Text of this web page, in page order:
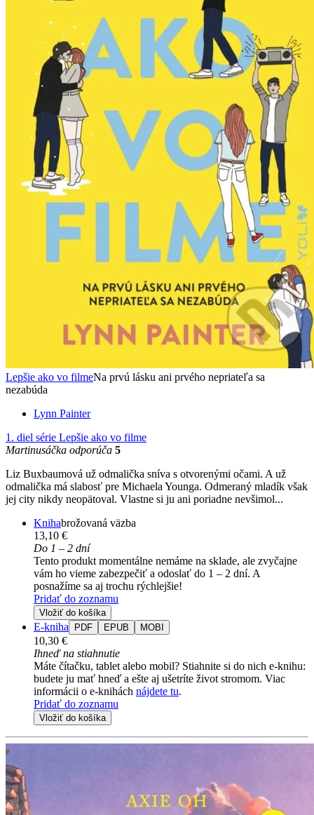
Lepšie ako vo filmeNa prvú lásku ani prvého nepriateľa sa
nezabúda
Lynn Painter
1. diel série Lepšie ako vo filme
Martinusáčka odporúča 5
Liz Buxbaumová už odmalička sníva s otvorenými očami. A už
odmalička má slabosť pre Michaela Younga. Odmeraný mladík však
jej city nikdy neopätoval. Vlastne si ju ani poriadne nevšimol...
Knihabrožovaná väzba
13,10 €
Do 1 – 2 dní
Tento produkt momentálne nemáme na sklade, ale zvyčajne
vám ho vieme zabezpečiť a odoslať do 1 – 2 dní. A
posnažíme sa aj trochu rýchlejšie!
Pridať do zoznamu
Vložiť do košíka
E-kniha PDF EPUB MOBI
10,30 €
Ihneď na stiahnutie
Máte čítačku, tablet alebo mobil? Stiahnite si do nich e-knihu:
budete ju mať hneď a ešte aj ušetríte život stromom. Viac
informácii o e-knihách nájdete tu.
Pridať do zoznamu
Vložiť do košíka